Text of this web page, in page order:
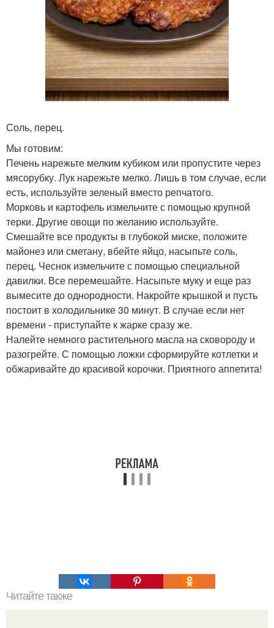
Соль, перец.
Мы готовим:
Печень нарежьте мелким кубиком или пропустите через
мясорубку. Лук нарежьте мелко. Лишь в том случае, если
есть, используйте зеленый вместо репчатого.
Морковь и картофель измельчите с помощью крупной
терки. Другие овощи по желанию используйте.
Смешайте все продукты в глубокой миске, положите
майонез или сметану, вбейте яйцо, насыпьте соль,
перец. Чеснок измельчите с помощью специальной
давилки. Все перемешайте. Насыпьте муку и еще раз
вымесите до однородности. Накройте крышкой и пусть
постоит в холодильнике 30 минут. В случае если нет
времени - приступайте к жарке сразу же.
Налейте немного растительного масла на сковороду и
разогрейте. С помощью ложки сформируйте котлетки и
обжаривайте до красивой корочки. Приятного аппетита!
Читайте также